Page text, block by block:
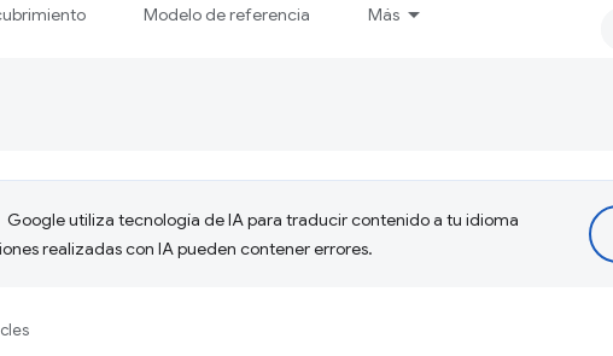
Modelo de referencia Más
Google utiliza tecnología de IA para traducir contenido a tu idioma
realizadas con IA pueden contener errores.